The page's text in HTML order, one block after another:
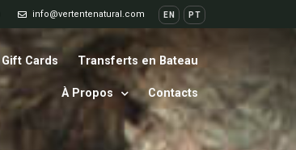
info@vertentenatural.com EN PT
Gift Cards Transferts en Bateau
À Propos Contacts